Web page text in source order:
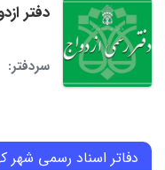
دفتر ازدواج
سردفتر:
دفاتر اسناد رسمی شهر